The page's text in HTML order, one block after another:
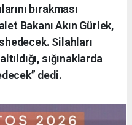
bırakması
Bakanı Akın Gürlek,
Silahları
sığınaklarda
dedi.